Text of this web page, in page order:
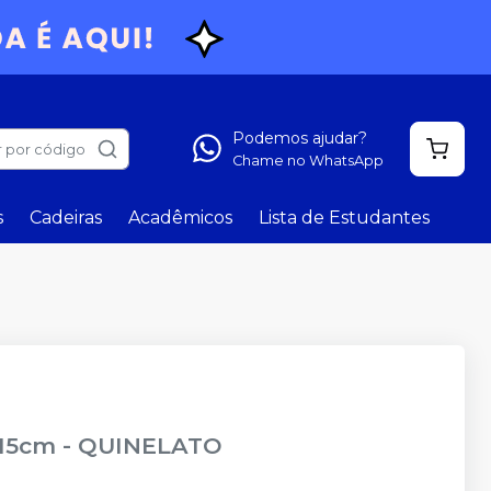
por código
Podemos ajudar?
Chame no WhatsApp
Cadeiras Acadêmicos Lista de Estudantes
- QUINELATO